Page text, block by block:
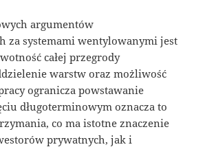
argumentów
za systemami wentylowanymi jest
całej przegrody
warstw oraz możliwość
ogranicza powstawanie
długoterminowym oznacza to
co ma istotne znaczenie
prywatnych, jak i